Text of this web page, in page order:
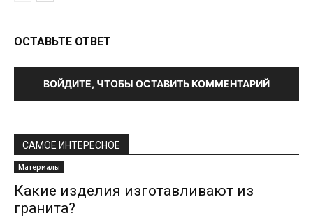
ОСТАВЬТЕ ОТВЕТ
ВОЙДИТЕ, ЧТОБЫ ОСТАВИТЬ КОММЕНТАРИЙ
САМОЕ ИНТЕРЕСНОЕ
Материалы
Какие изделия изготавливают из
гранита?